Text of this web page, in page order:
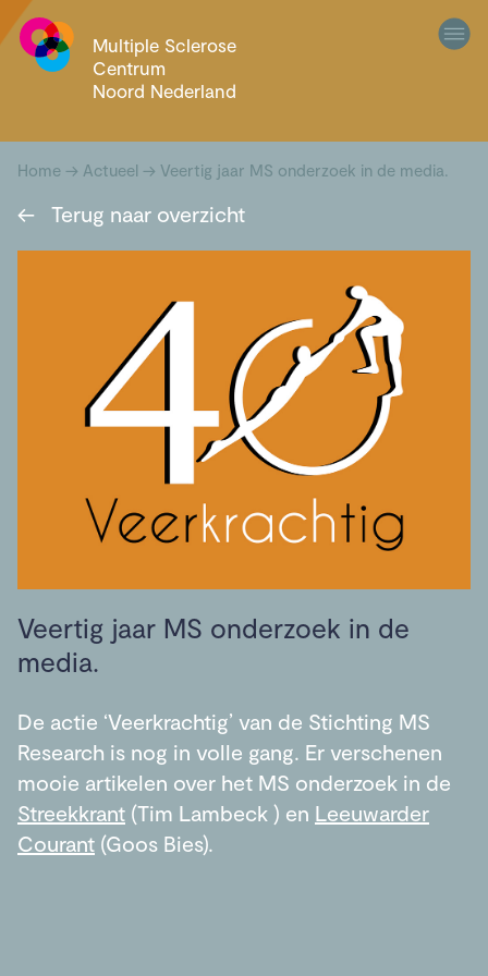
Multiple Sclerose
Centrum
Noord Nederland
Home → Actueel → Veertig jaar MS onderzoek in de media.
← Terug naar overzicht
Veertig jaar MS onderzoek in de
media.
De actie ‘Veerkrachtig’ van de Stichting MS
Research is nog in volle gang. Er verschenen
mooie artikelen over het MS onderzoek in de
Streekkrant (Tim Lambeck ) en Leeuwarder
Courant (Goos Bies).